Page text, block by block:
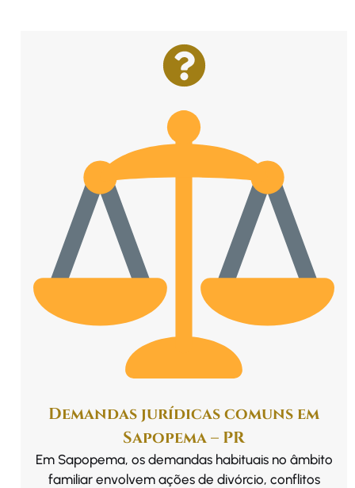
Demandas jurídicas comuns em
Sapopema – PR
Em Sapopema, os demandas habituais no âmbito
familiar envolvem ações de divórcio, conflitos